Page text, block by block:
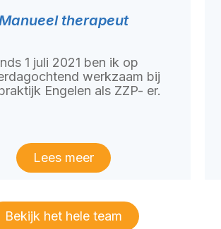
therapeut
1 juli 2021 ben ik op
werkzaam bij
Engelen als ZZP- er.
Lees meer
Bekijk het hele team